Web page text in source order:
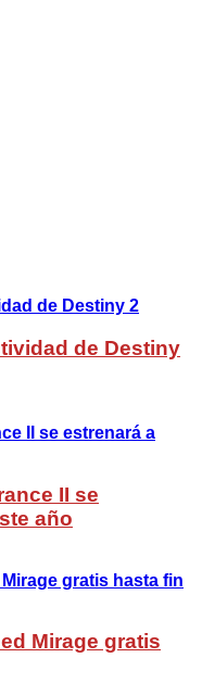
de Destiny
II se
año
Mirage gratis